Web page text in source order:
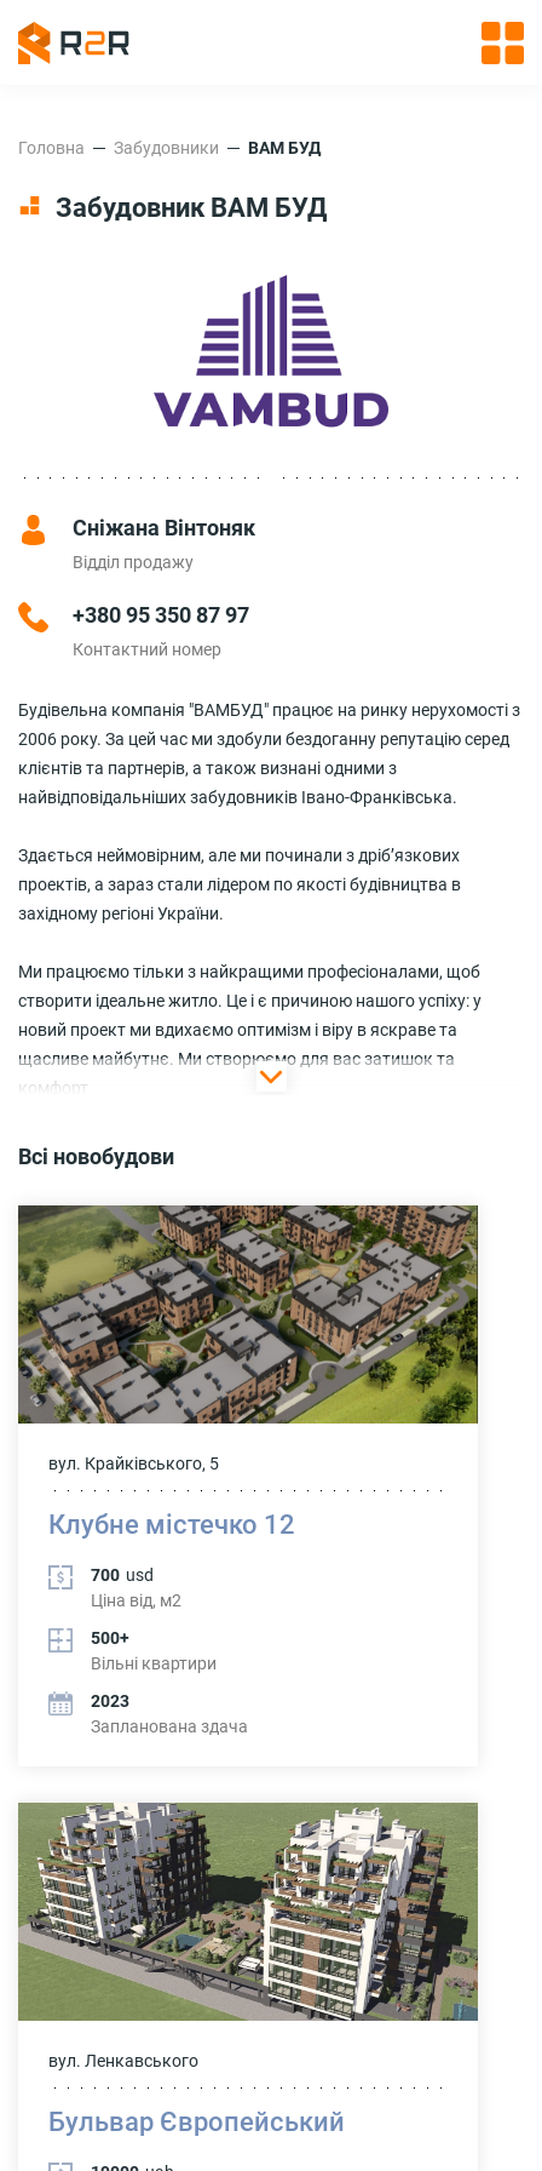
Головна Забудовники ВАМ БУД
Забудовник ВАМ БУД
Будівельна компанія "ВАМБУД" працює на ринку нерухомості з
2006 року. За цей час ми здобули бездоганну репутацію серед
клієнтів та партнерів, а також визнані одними з
найвідповідальніших забудовників Івано-Франківська.
Здається неймовірним, але ми починали з дріб’язкових
проектів, а зараз стали лідером по якості будівництва в
західному регіоні України.
Ми працюємо тільки з найкращими професіоналами, щоб
створити ідеальне житло. Це і є причиною нашого успіху: у
новий проект ми вдихаємо оптимізм і віру в яскраве та
щасливе майбутнє. Ми створюємо для вас затишок та
комфорт.
Сніжана Вінтоняк
Відділ продажу
+380 95 350 87 97
Контактний номер
Всі новобудови
вул. Крайківського, 5
Клубне містечко 12
700 usd
Ціна від, м2
500+
Вільні квартири
2023
Запланована здача
вул. Ленкавського
Бульвар Європейський